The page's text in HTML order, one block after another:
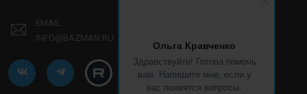
Ольга Кравченко
Здравствуйте! Готова помочь
вам. Напишите мне, если у
вас появятся вопросы.
EMAIL:
INFO@BAZMAN.RU